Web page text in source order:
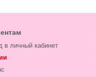
в личный кабинет